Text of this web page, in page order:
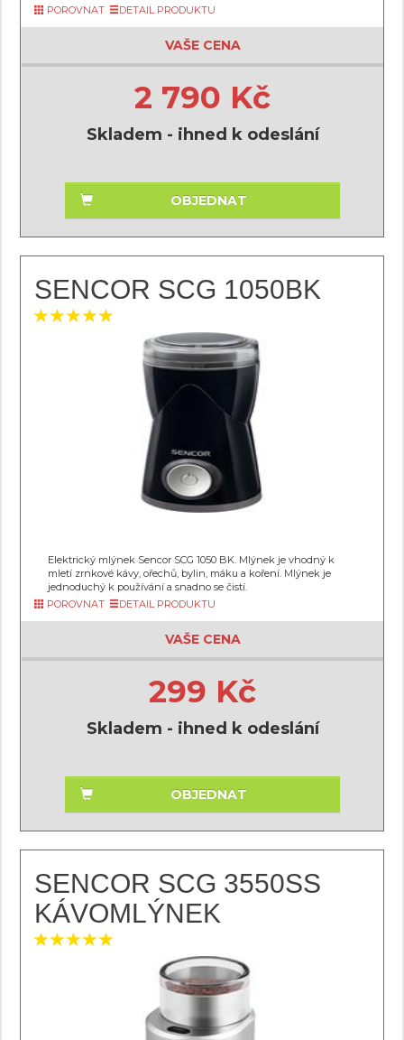
POROVNAT
DETAIL PRODUKTU
VAŠE CENA
2 790 Kč
Skladem - ihned k odeslání
OBJEDNAT
SENCOR SCG 1050BK
Elektrický mlýnek Sencor SCG 1050 BK. Mlýnek je vhodný k
mletí zrnkové kávy, ořechů, bylin, máku a koření. Mlýnek je
jednoduchý k používání a snadno se čistí.
POROVNAT
DETAIL PRODUKTU
VAŠE CENA
299 Kč
Skladem - ihned k odeslání
OBJEDNAT
SENCOR SCG 3550SS
KÁVOMLÝNEK